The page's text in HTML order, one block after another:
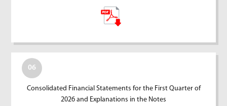
06
Consolidated Financial Statements for the First Quarter of
2026 and Explanations in the Notes